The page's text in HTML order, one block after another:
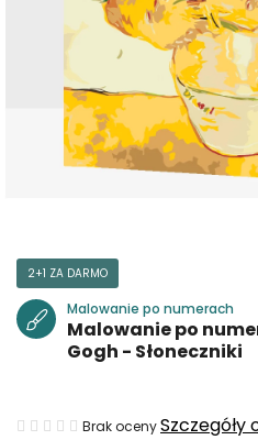
2+1 ZA DARMO
Malowanie po numerach
Malowanie po
Gogh - Słoneczniki
Średnia
Brak ocenySzczegóły